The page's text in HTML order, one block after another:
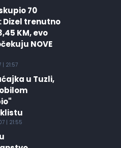
70
Dizel trenutno
KM, evo
NOVE
21:57
u Tuzli,
| 21:55